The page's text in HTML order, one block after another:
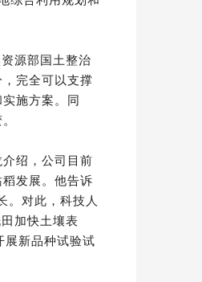
源部国土整治
完全可以支撑
施方案。同
绍，公司目前
发展。他告诉
。对此，科技人
加快土壤表
新品种试验试